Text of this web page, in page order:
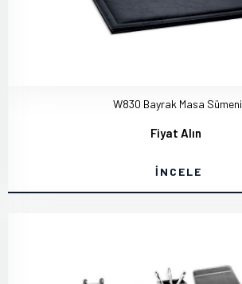
W830 Bayrak Masa Sümeni
Fiyat Alın
İNCELE